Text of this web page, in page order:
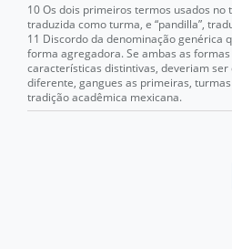
10 Os dois primeiros termos usados no
traduzida como turma, e “pandilla”,
11 Discordo da denominação genérica
forma agregadora. Se ambas as
características distintivas, deveriam
diferente, gangues as primeiras,
tradição acadêmica mexicana.